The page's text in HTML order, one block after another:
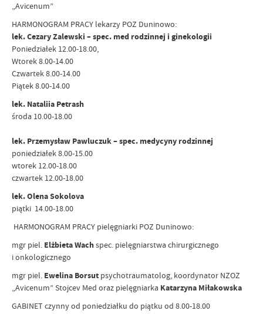
„Avicenum”
HARMONOGRAM PRACY lekarzy POZ Duninowo:
lek. Cezary Zalewski – spec. med rodzinnej i ginekologii
Poniedziałek 12.00-18.00,
Wtorek 8.00-14.00
Czwartek 8.00-14.00
Piątek 8.00-14.00
lek. Nataliia Petrash
środa 10.00-18.00
lek. Przemysław Pawluczuk – spec. medycyny rodzinnej
poniedziałek 8.00-15.00
wtorek 12.00-18.00
czwartek 12.00-18.00
lek. Olena Sokolova
piątki 14.00-18.00
HARMONOGRAM PRACY pielęgniarki POZ Duninowo:
mgr piel. Elżbieta Wachspec. pielęgniarstwa chirurgicznego
i onkologicznego
mgr piel. Ewelina Borsut psychotraumatolog, koordynator NZOZ
„Avicenum” Stojcev Med oraz pielęgniarka Katarzyna Miłakowska
GABINET czynny od poniedziałku do piątku od 8.00-18.00